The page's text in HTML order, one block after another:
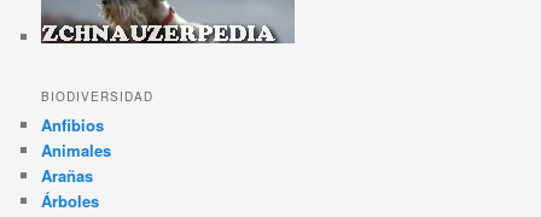
BIODIVERSIDAD
Anfibios
Animales
Arañas
Árboles